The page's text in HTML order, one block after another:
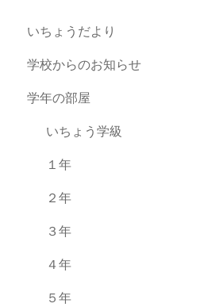
いちょうだより
学校からのお知らせ
学年の部屋
いちょう学級
１年
２年
３年
４年
５年